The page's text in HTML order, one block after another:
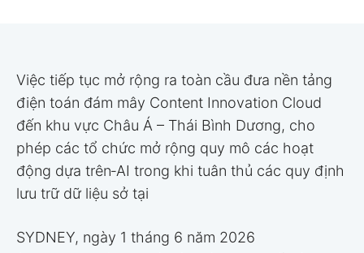
Việc tiếp tục mở rộng ra toàn cầu đưa nền tảng
điện toán đám mây Content Innovation Cloud
đến khu vực Châu Á – Thái Bình Dương, cho
phép các tổ chức mở rộng quy mô các hoạt
động dựa trên‑AI trong khi tuân thủ các quy định
lưu trữ dữ liệu sở tại
SYDNEY, ngày 1 tháng 6 năm 2026